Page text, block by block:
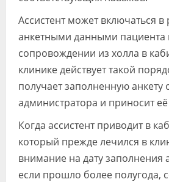
Ассистент может включаться в
анкетными данными пациента
сопровождении из холла в
клинике действует такой
получает заполненную анкету
администратора и приносит её
Когда ассистент приводит в
который прежде лечился в
внимание на дату заполнения
если прошло более полугода,